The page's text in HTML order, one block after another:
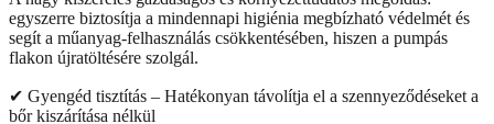
egyszerre biztosítja a mindennapi higiénia megbízható védelmét és
segít a műanyag-felhasználás csökkentésében, hiszen a pumpás
flakon újratöltésére szolgál.
✔ Gyengéd tisztítás – Hatékonyan távolítja el a szennyeződéseket a
bőr kiszárítása nélkül